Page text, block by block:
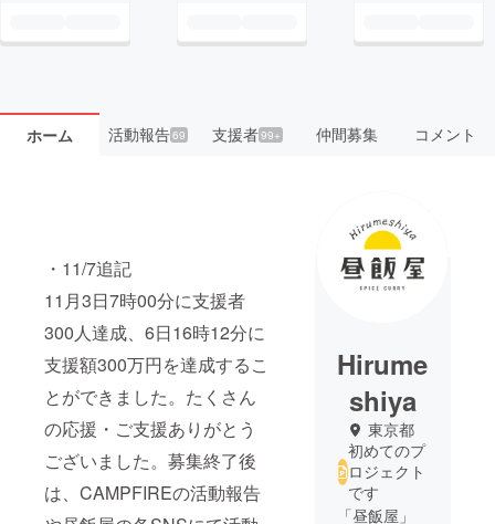
ホーム 活動報告69 支援者99+ 仲間募集 コメント
・11/7追記
11月3日7時00分に支援者
300人達成、6日16時12分に
支援額300万円を達成するこ
とができました。たくさん
の応援・ご支援ありがとう
ございました。募集終了後
は、CAMPFIREの活動報告
Hirume
shiya
東京都
初めてのプ
ロジェクト
です
「昼飯屋」